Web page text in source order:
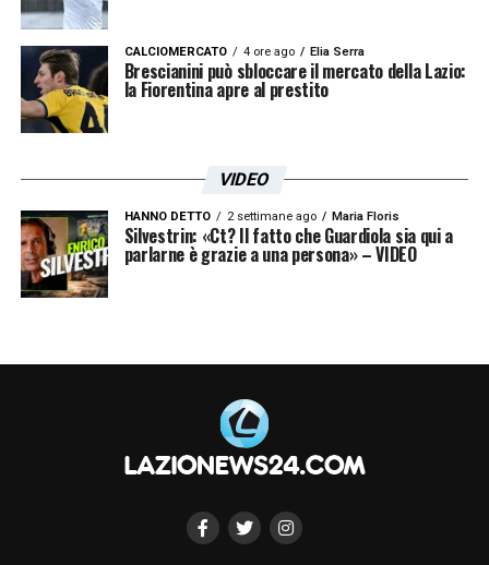
CALCIOMERCATO 4 ore ago Elia Serra
Brescianini può sbloccare il mercato della Lazio:
la Fiorentina apre al prestito
VIDEO
HANNO DETTO 2 settimane ago Maria Floris
Silvestrin: «Ct? Il fatto che Guardiola sia qui a
parlarne è grazie a una persona» – VIDEO